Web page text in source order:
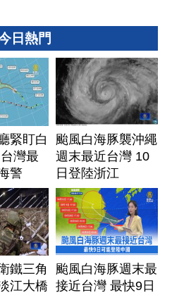
日熱門
緊盯白
灣最
警
颱風白海豚襲沖繩
週末最近台灣 10
日登陸浙江
鐵三角
江大橋
颱風白海豚週末最
接近台灣 最快9日